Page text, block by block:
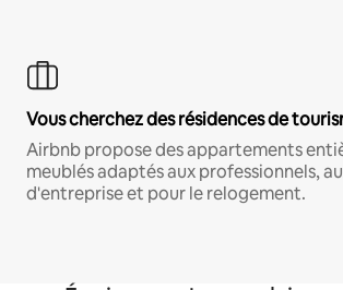
Vous cherchez des résidences de
Airbnb propose des appartements
meublés adaptés aux professionnels,
d'entreprise et pour le relogement.